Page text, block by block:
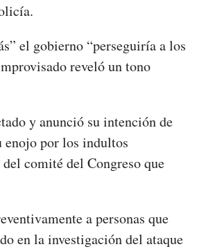
el gobierno “perseguiría a los
reveló un tono
y anunció su intención de
enojo por los indultos
comité del Congreso que
a personas que
en la investigación del ataque